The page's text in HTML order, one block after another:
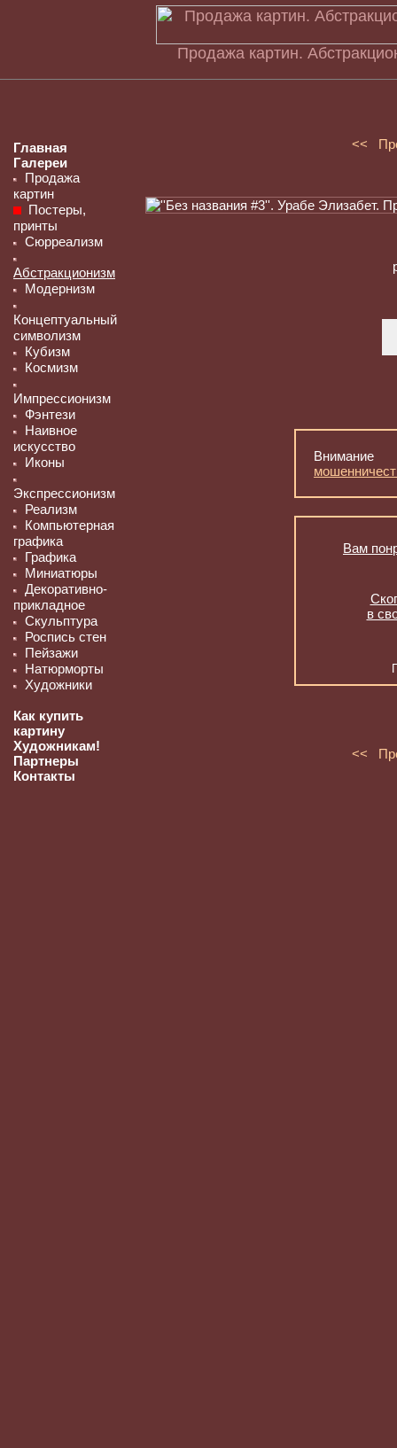
Продажа картин.
Главная
Галереи
Продажа
картин
Постеры,
принты
Сюрреализм
Абстракционизм
Модернизм
Концептуальный
символизм
Кубизм
Космизм
Импрессионизм
Фэнтези
Наивное
искусство
Иконы
Экспрессионизм
Реализм
Компьютерная
графика
Графика
Миниатюры
Декоративно-
прикладное
Скульптура
Роспись стен
Пейзажи
Натюрморты
Художники
Как купить
картину
Художникам!
Партнеры
Контакты
<<
Вам
в
<<